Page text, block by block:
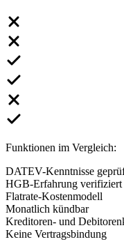
Funktionen im Vergleich:
DATEV-Kenntnisse
HGB-Erfahrung verifiziert
Flatrate-Kostenmodell
Monatlich kündbar
Kreditoren- und
Keine Vertragsbindung